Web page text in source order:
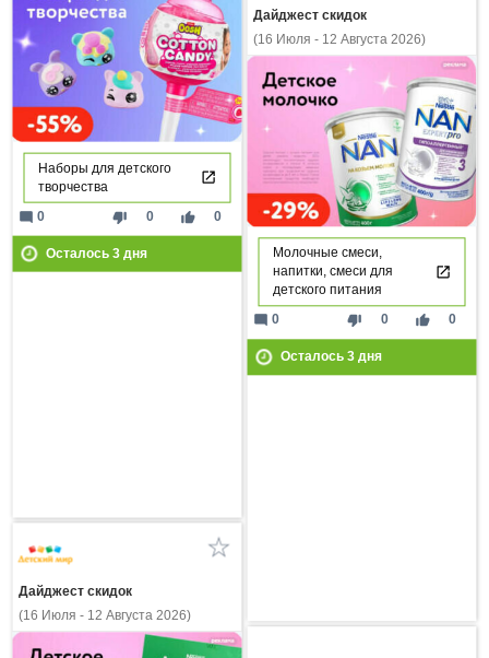
Наборы для детского
творчества
thumb_down 0 thumb_up 0
mode_comment 0
Осталось 3дня
Дайджест скидок
(16 Июля - 12 Августа 2026)
Молочные смеси,
напитки, смеси для
детского питания
thumb_down 0 thumb_up 0
mode_comment 0
Осталось 3дня
Дайджест скидок
(16 Июля - 12 Августа 2026)